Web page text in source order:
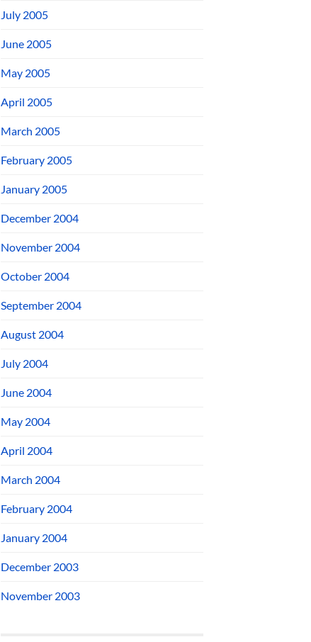
July 2005
June 2005
May 2005
April 2005
March 2005
February 2005
January 2005
December 2004
November 2004
October 2004
September 2004
August 2004
July 2004
June 2004
May 2004
April 2004
March 2004
February 2004
January 2004
December 2003
November 2003